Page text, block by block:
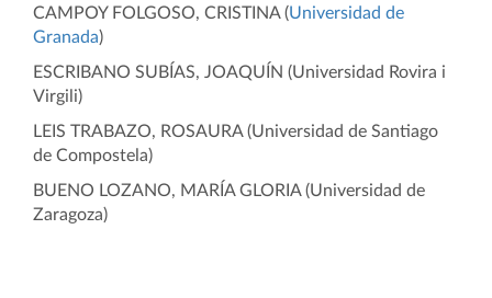
CAMPOY FOLGOSO, CRISTINA (Universidad de
Granada)
ESCRIBANO SUBÍAS, JOAQUÍN (Universidad Rovira i
Virgili)
LEIS TRABAZO, ROSAURA (Universidad de Santiago
de Compostela)
BUENO LOZANO, MARÍA GLORIA(Universidad de
Zaragoza)